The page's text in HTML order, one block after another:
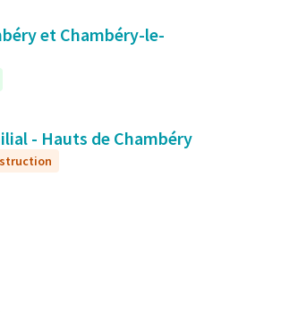
et Chambéry-le-
- Hauts de Chambéry